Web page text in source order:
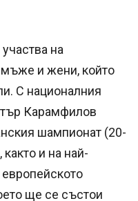
на
и жени, който
С националния
Карамфилов
шампионат (20-
и на най-
ще се състои